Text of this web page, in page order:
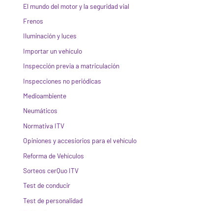
El mundo del motor y la seguridad vial
Frenos
Iluminación y luces
Importar un vehículo
Inspección previa a matriculación
Inspecciones no periódicas
Medioambiente
Neumáticos
Normativa ITV
Opiniones y accesiorios para el vehículo
Reforma de Vehículos
Sorteos cerQuo ITV
Test de conducir
Test de personalidad